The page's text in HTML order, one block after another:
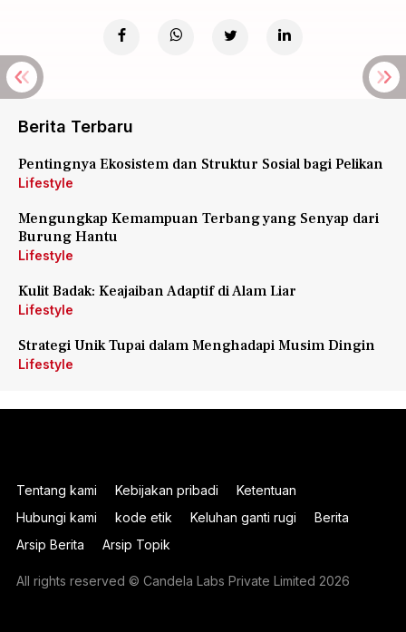
Berita Terbaru
Pentingnya Ekosistem dan Struktur Sosial bagi Pelikan
Lifestyle
Mengungkap Kemampuan Terbang yang Senyap dari
Burung Hantu
Lifestyle
Kulit Badak: Keajaiban Adaptif di Alam Liar
Lifestyle
Strategi Unik Tupai dalam Menghadapi Musim Dingin
Lifestyle
Tentang kami Kebijakan pribadi
Ketentuan
Hubungi kami
kode etik Keluhan ganti rugi
Berita
Arsip Berita
Arsip Topik
All rights reserved © Candela Labs Private Limited 2026